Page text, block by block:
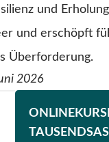
und
und erschöpft
Überforderung.
2026